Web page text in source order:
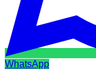
WhatsApp